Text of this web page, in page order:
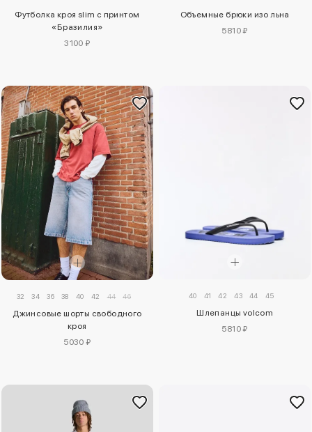
Футболка кроя slim с принтом
«Бразилия»
3100 ₽
Объемные брюки изо льна
5810 ₽
32 34 36 38 40 42 44 46
Джинсовые шорты свободного
кроя
5030 ₽
40 41 42 43 44 45
Шлепанцы volcom
5810 ₽